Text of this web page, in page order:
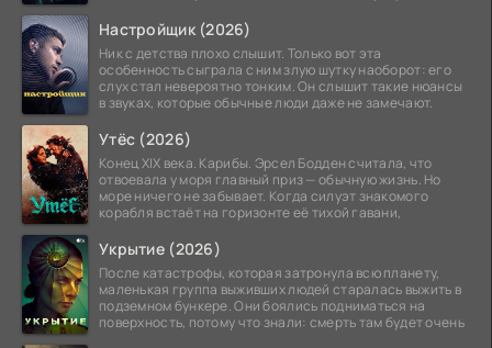
Настройщик (2026)
Ник с детства плохо слышит. Только вот эта
особенность сыграла с ним злую шутку наоборот: его
слух стал невероятно тонким. Он слышит такие нюансы
в звуках, которые обычные люди даже не замечают.
Утёс (2026)
Конец XIX века. Карибы. Эрсел Бодден считала, что
отвоевала у моря главный приз — обычную жизнь. Но
море ничего не забывает. Когда силуэт знакомого
корабля встаёт на горизонте её тихой гавани,
Укрытие (2026)
После катастрофы, которая затронула всю планету,
маленькая группа выживших людей старалась выжить в
подземном бункере. Они боялись подниматься на
поверхность, потому что знали: смерть там будет очень